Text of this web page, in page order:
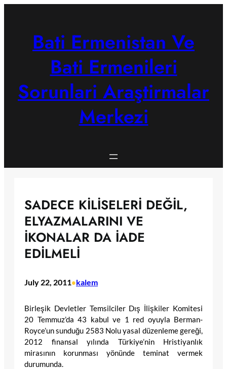
Bati Ermenistan Ve
Bati Ermenileri
Sorunlari Araştirmalar
Merkezi
SADECE KİLİSELERİ DEĞİL,
ELYAZMALARINI VE
İKONALAR DA İADE
EDİLMELİ
July 22, 2011•kalem
Birleşik Devletler Temsilciler Dış İlişkiler Komitesi
20 Temmuz’da 43 kabul ve 1 red oyuyla Berman-
Royce’un sunduğu 2583 Nolu yasal düzenleme gereği,
2012 finansal yılında Türkiye’nin Hristiyanlık
mirasının korunması yönünde teminat vermek
durumunda.